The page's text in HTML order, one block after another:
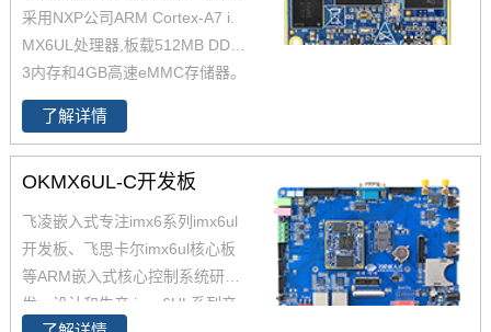
采用NXP公司ARM Cortex-A7 i.
MX6UL处理器,板载512MB DDR
3内存和4GB高速eMMC存储器。
飞凌嵌入式级imx6ul核心板体积
小巧并具有成本优势，为了更好
的让客户进行二次开发，飞凌提
供了iMX6UL的PCB文件，包含底
兼容IMX6ULL并同时具备工业
了解详情
OKMX6UL-C开发板
飞凌嵌入式专注imx6系列imx6ul
开发板、飞思卡尔imx6ul核心板
等ARM嵌入式核心控制系统研
发、设计和生产,i.mx6UL系列产